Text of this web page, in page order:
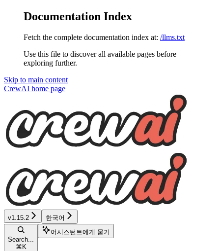
Documentation Index
Fetch the complete documentation index at: /llms.txt
Use this file to discover all available pages before
exploring further.
Skip to main content
CrewAI home page
v1.15.2 한국어
Search...
⌘ K
어시스턴트에게 묻기